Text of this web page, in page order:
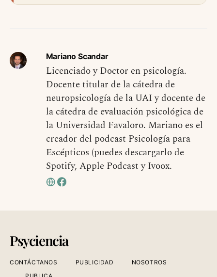
Mariano Scandar
Licenciado y Doctor en psicología.
Docente titular de la cátedra de
neuropsicología de la UAI y docente de
la cátedra de evaluación psicológica de
la Universidad Favaloro. Mariano es el
creador del podcast Psicología para
Escépticos (puedes descargarlo de
Spotify, Apple Podcast y Ivoox.
Psyciencia
CONTÁCTANOS PUBLICIDAD
NOSOTROS